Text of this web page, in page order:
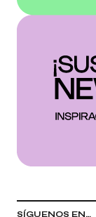
SÍGUENOS EN…